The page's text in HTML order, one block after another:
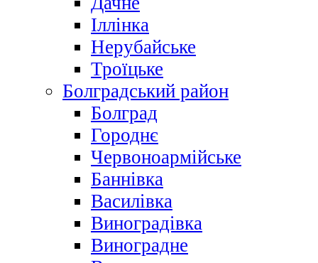
Іллінка
Нерубайське
Троїцьке
Болградський район
Болград
Городнє
Червоноармійське
Баннівка
Василівка
Виноградівка
Виноградне